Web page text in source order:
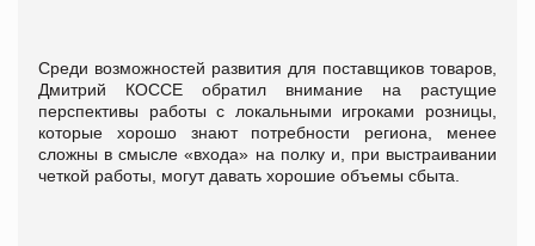
Среди возможностей развития для поставщиков товаров,
Дмитрий КОССЕ обратил внимание на растущие
перспективы работы с локальными игроками розницы,
которые хорошо знают потребности региона, менее
сложны в смысле «входа» на полку и, при выстраивании
четкой работы, могут давать хорошие объемы сбыта.